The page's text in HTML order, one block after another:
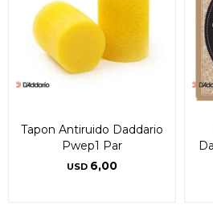
Tapon Antiruido Daddario
Pwep1 Par
USD 6,00